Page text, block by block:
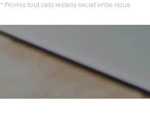
* Promis tout cela restera secret entre nous.